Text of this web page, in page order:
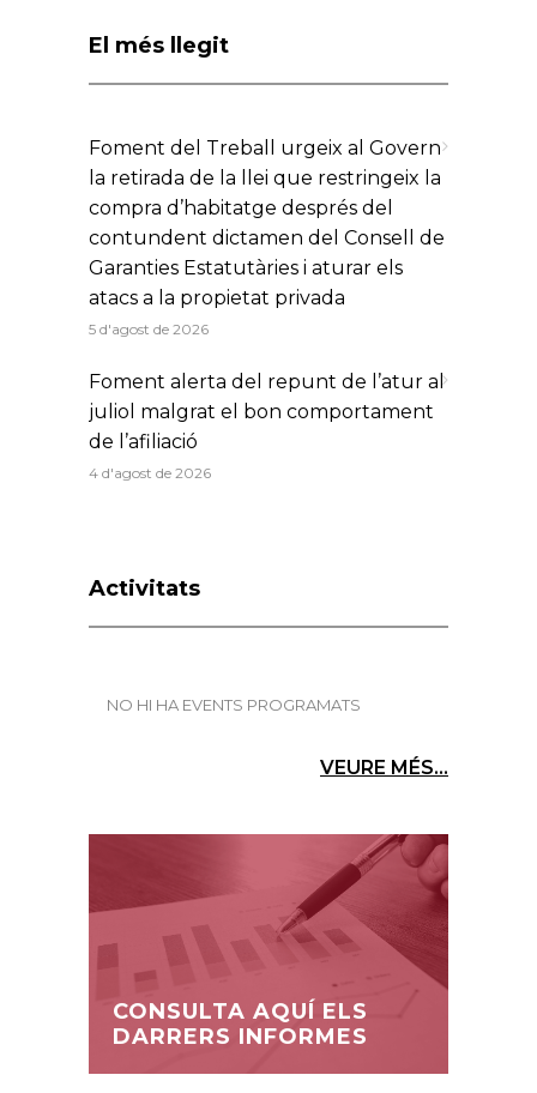
El més llegit
Foment del Treball urgeix al Govern
la retirada de la llei que restringeix la
compra d’habitatge després del
contundent dictamen del Consell de
Garanties Estatutàries i aturar els
atacs a la propietat privada
5 d'agost de 2026
Foment alerta del repunt de l’atur al
juliol malgrat el bon comportament
de l’afiliació
4 d'agost de 2026
Activitats
NO HI HA EVENTS PROGRAMATS
VEURE MÉS...
CONSULTA AQUÍ ELS
DARRERS INFORMES